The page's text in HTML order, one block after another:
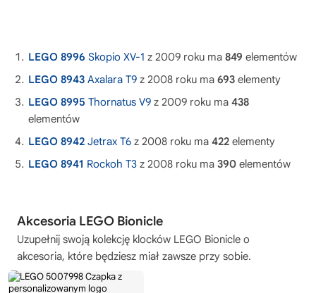
LEGO 8996 Skopio XV-1 z 2009 roku ma 849 elementów
LEGO 8943 Axalara T9 z 2008 roku ma 693 elementy
LEGO 8995 Thornatus V9 z 2009 roku ma 438
elementów
LEGO 8942 Jetrax T6 z 2008 roku ma 422 elementy
LEGO 8941 Rockoh T3 z 2008 roku ma 390 elementów
Akcesoria LEGO Bionicle
Uzupełnij swoją kolekcję klocków LEGO Bionicle o
akcesoria, które będziesz miał zawsze przy sobie.